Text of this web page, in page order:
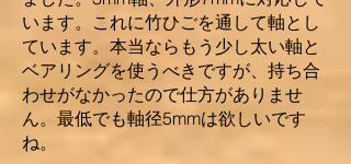
います。これに竹ひごを通して軸とし
ています。本当ならもう少し太い軸と
ベアリングを使うべきですが、持ち合
わせがなかったので仕方がありませ
ん。最低でも軸径5mmは欲しいです
ね。